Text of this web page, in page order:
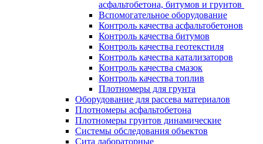
асфальтобетона, битумов и грунтов
Вспомогательное оборудование
Контроль качества асфальтобетонов
Контроль качества битумов
Контроль качества геотекстиля
Контроль качества катализаторов
Контроль качества смазок
Контроль качества топлив
Плотномеры для грунта
Оборудование для рассева материалов
Плотномеры асфальтобетона
Плотномеры грунтов динамические
Системы обследования объектов
Сита лабораторные